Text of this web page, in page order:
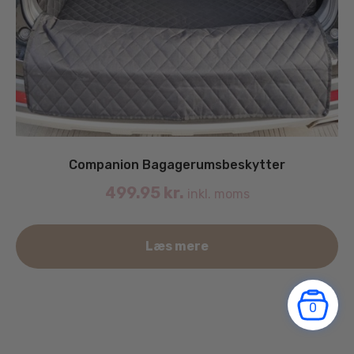
Companion Bagagerumsbeskytter
499.95 kr. inkl. moms
Læs mere
0